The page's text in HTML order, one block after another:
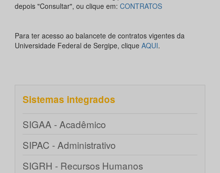
depois "Consultar", ou clique em: CONTRATOS
Para ter acesso ao balancete de contratos vigentes da
Universidade Federal de Sergipe, clique AQUI.
Sistemas integrados
SIGAA - Acadêmico
SIPAC - Administrativo
SIGRH - Recursos Humanos